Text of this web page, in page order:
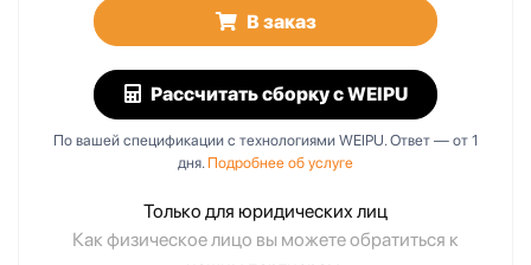
В заказ
Рассчитать сборкус WEIPU
По вашей спецификации с технологиями WEIPU. Ответ — от 1
дня. Подробнее об услуге
Только для юридических лиц
Как физическое лицо вы можете обратиться к